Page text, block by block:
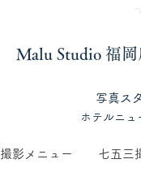
Malu Studio 福
写真ス
ホテルニュ
撮影メニュー 七五三